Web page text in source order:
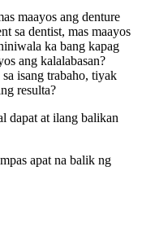
maayos ang denture
sa dentist, mas maayos
ka bang kapag
ang kalalabasan?
isang trabaho, tiyak
resulta?
dapat at ilang balikan
apat na balik ng